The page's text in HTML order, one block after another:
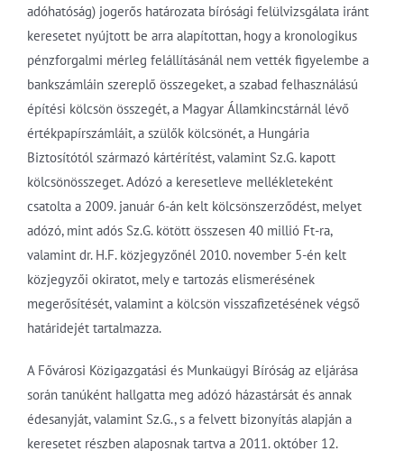
adóhatóság) jogerős határozata bírósági felülvizsgálata iránt
keresetet nyújtott be arra alapítottan, hogy a kronologikus
pénzforgalmi mérleg felállításánál nem vették figyelembe a
bankszámláin szereplő összegeket, a szabad felhasználású
építési kölcsön összegét, a Magyar Államkincstárnál lévő
értékpapírszámláit, a szülők kölcsönét, a Hungária
Biztosítótól származó kártérítést, valamint Sz.G. kapott
kölcsönösszeget. Adózó a keresetleve mellékleteként
csatolta a 2009. január 6-án kelt kölcsönszerződést, melyet
adózó, mint adós Sz.G. kötött összesen 40 millió Ft-ra,
valamint dr. H.F. közjegyzőnél 2010. november 5-én kelt
közjegyzői okiratot, mely e tartozás elismerésének
megerősítését, valamint a kölcsön visszafizetésének végső
határidejét tartalmazza.
A Fővárosi Közigazgatási és Munkaügyi Bíróság az eljárása
során tanúként hallgatta meg adózó házastársát és annak
édesanyját, valamint Sz.G., s a felvett bizonyítás alapján a
keresetet részben alaposnak tartva a 2011. október 12.